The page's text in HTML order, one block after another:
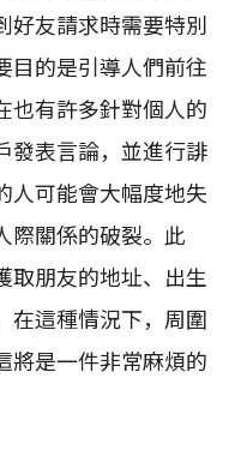
好友請求時需要特別
目的是引導人們前往
也有許多針對個人的
發表言論，並進行誹
人可能會大幅度地失
際關係的破裂。此
取朋友的地址、出生
在這種情況下，周圍
將是一件非常麻煩的